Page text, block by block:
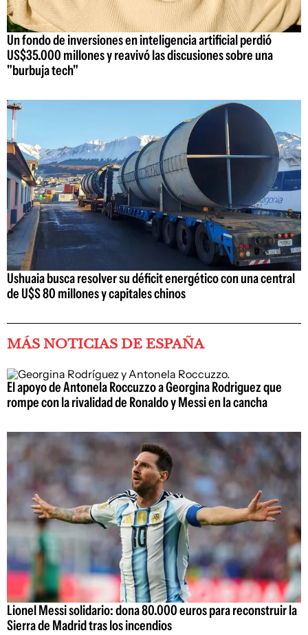
Un fondo de inversiones en inteligencia artificial perdió
US$35.000 millones y reavivó las discusiones sobre una
"burbuja tech"
Ushuaia busca resolver su déficit energético con una central
de U$S 80 millones y capitales chinos
MÁS NOTICIAS DE ESPAÑA
El apoyo de Antonela Roccuzzo a Georgina Rodriguez que
rompe con la rivalidad de Ronaldo y Messi en la cancha
Lionel Messi solidario: dona 80.000 euros para reconstruir la
Sierra de Madrid tras los incendios